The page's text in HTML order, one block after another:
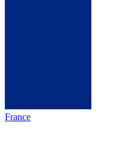
France